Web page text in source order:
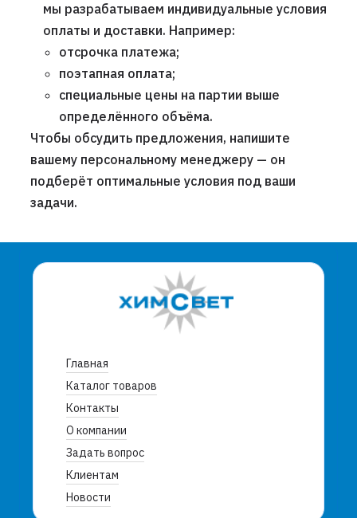
мы разрабатываем индивидуальные условия
оплаты и доставки. Например:
отсрочка платежа;
поэтапная оплата;
специальные цены на партии выше
определённого объёма.
Чтобы обсудить предложения, напишите
вашему персональному менеджеру — он
подберёт оптимальные условия под ваши
задачи.
Главная
Каталог товаров
Контакты
О компании
Задать вопрос
Клиентам
Новости